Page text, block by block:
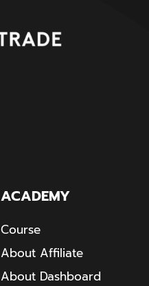
ACADEMY
Course
About Affiliate
About Dashboard